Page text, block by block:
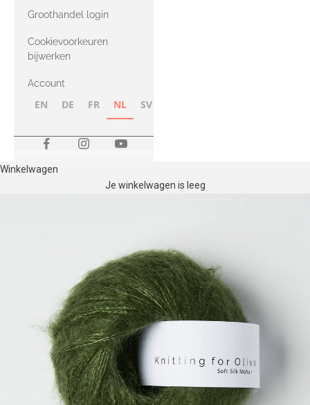
met Heavy
Merino
Groothandel login
Cookievoorkeuren
bijwerken
Account
EN DE FR NL SV
Winkelwagen
Je winkelwagen is leeg